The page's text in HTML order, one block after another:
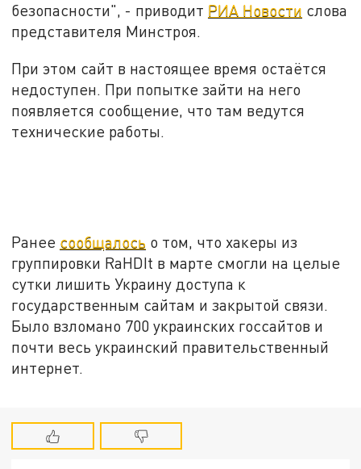
безопасности", - приводит РИА Новости слова
представителя Минстроя.
При этом сайт в настоящее время остаётся
недоступен. При попытке зайти на него
появляется сообщение, что там ведутся
технические работы.
Ранее сообщалось о том, что хакеры из
группировки RaHDIt в марте смогли на целые
сутки лишить Украину доступа к
государственным сайтам и закрытой связи.
Было взломано 700 украинских госсайтов и
почти весь украинский правительственный
интернет.